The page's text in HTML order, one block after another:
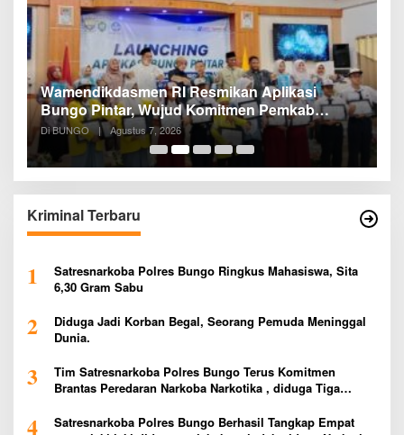
Wamendikdasmen RI Resmikan Aplikasi
Bungo Pintar, Wujud Komitmen Pemkab
Bungo Tingkatkan Mutu Pendidikan
Di BUNGO | Agustus 7, 2026
Kriminal Terbaru
1
Satresnarkoba Polres Bungo Ringkus Mahasiswa, Sita
6,30 Gram Sabu
2
Diduga Jadi Korban Begal, Seorang Pemuda Meninggal
Dunia.
3
Tim Satresnarkoba Polres Bungo Terus Komitmen
Brantas Peredaran Narkoba Narkotika , diduga Tiga
4
Satresnarkoba Polres Bungo Berhasil Tangkap Empat